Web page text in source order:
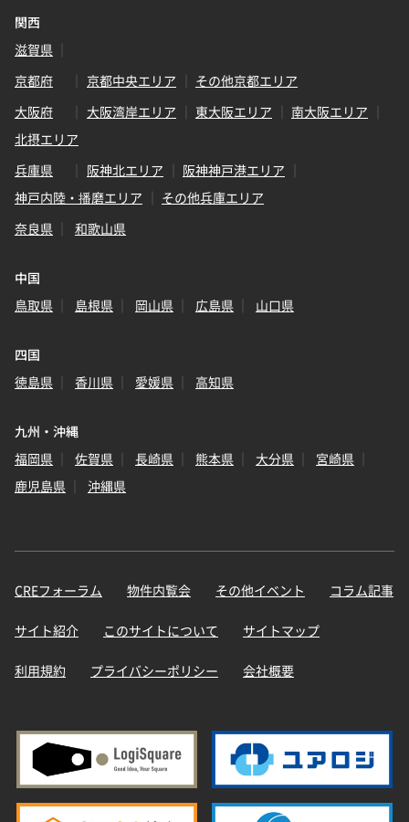
関西
滋賀県
京都府
京都中央エリア
その他京都エリア
大阪府
大阪湾岸エリア 東大阪エリア
南大阪エリア
北摂エリア
兵庫県
阪神北エリア
阪神神戸港エリア
神戸内陸・播磨エリア
その他兵庫エリア
奈良県
和歌山県
中国
鳥取県
島根県 岡山県 広島県 山口県
四国
徳島県
香川県 愛媛県 高知県
九州・沖縄
福岡県
佐賀県 長崎県 熊本県 大分県
宮崎県
鹿児島県
沖縄県
CREフォーラム 物件内覧会 その他イベント コラム記事
サイト紹介 このサイトについて サイトマップ
利用規約 プライバシーポリシー 会社概要